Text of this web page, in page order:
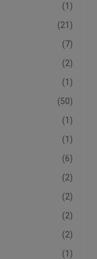
(1)
(21)
(7)
(2)
(1)
(50)
(1)
(1)
(6)
(2)
(2)
(2)
(2)
(1)